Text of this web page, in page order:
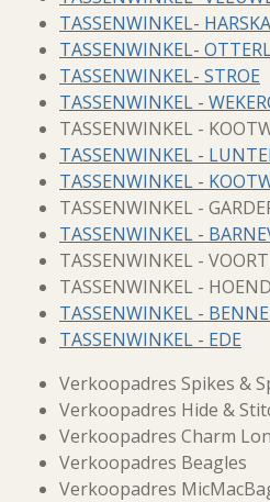
TASSENWINKEL-
TASSENWINKEL-
TASSENWINKEL- STROE
TASSENWINKEL -
TASSENWINKEL -
TASSENWINKEL -
TASSENWINKEL -
TASSENWINKEL -
TASSENWINKEL -
TASSENWINKEL -
TASSENWINKEL -
TASSENWINKEL -
TASSENWINKEL - EDE
Verkoopadres Spikes &
Verkoopadres Hide &
Verkoopadres Charm
Verkoopadres Beagles
Verkoopadres